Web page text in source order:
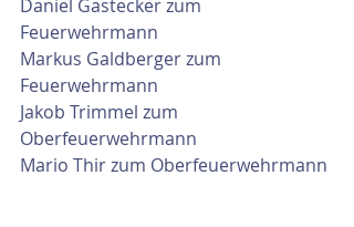
Daniel Gastecker zum
Feuerwehrmann
Markus Galdberger zum
Feuerwehrmann
Jakob Trimmel zum
Oberfeuerwehrmann
Mario Thir zum Oberfeuerwehrmann